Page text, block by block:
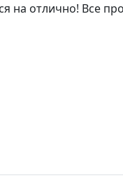
на отлично! Все